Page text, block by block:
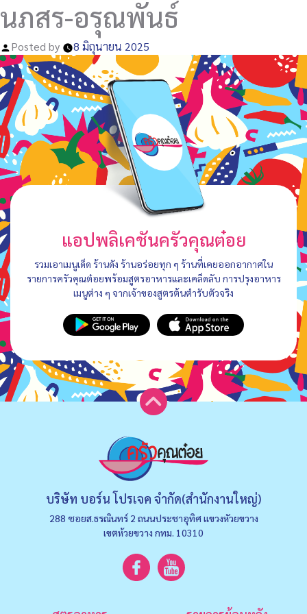
นภสร-อรุณพันธ์
Posted by 8 มิถุนายน 2025
แอปพลิเคชันครัวคุณต๋อย
รวมเอาเมนูเด็ด ร้านดัง ร้านอร่อยทุก ๆ ร้านที่เคยออกอากาศใน
รายการครัวคุณต๋อยพร้อมสูตรอาหารและเคล็ดลับ การปรุงอาหาร
เมนูต่าง ๆ จากเจ้าของสูตรต้นตำรับตัวจริง
บริษัท บอร์น โปรเจค จำกัด(สำนักงานใหญ่)
288 ซอยส.ธรณินทร์ 2 ถนนประชาอุทิศ แขวงหัวยขวาง
เขตห้วยขวาง กทม. 10310